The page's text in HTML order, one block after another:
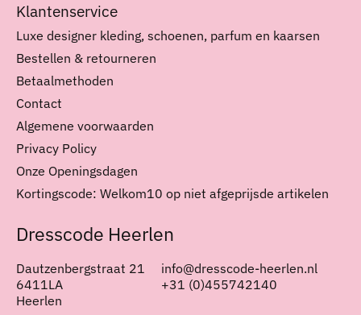
Klantenservice
Luxe designer kleding, schoenen, parfum en kaarsen
Bestellen & retourneren
Betaalmethoden
Contact
Algemene voorwaarden
Privacy Policy
Onze Openingsdagen
Kortingscode: Welkom10 op niet afgeprijsde artikelen
Dresscode Heerlen
Dautzenbergstraat 21
6411LA
Heerlen
info@dresscode-heerlen.nl
+31 (0)455742140